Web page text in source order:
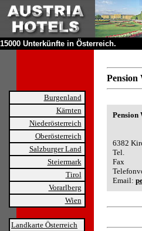
15000 Unterkünfte in Österreich.
Burgenland
Kärnten
Niederösterreich
Oberösterreich
Salzburger Land
Steiermark
Tirol
Vorarlberg
Wien
Landkarte Österreich
Pension
Pension
6382
Tel.
Fax
Email: